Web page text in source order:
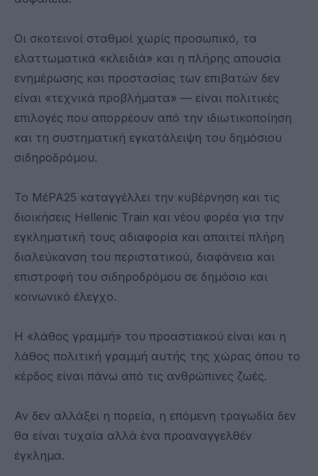
Οι σκοτεινοί σταθμοί χωρίς προσωπικό, τα
ελαττωματικά «κλειδιά» και η πλήρης απουσία
ενημέρωσης και προστασίας των επιβατών δεν
είναι «τεχνικά προβλήματα» — είναι πολιτικές
επιλογές που απορρέουν από την ιδιωτικοποίηση
και τη συστηματική εγκατάλειψη του δημόσιου
σιδηροδρόμου.
Το ΜέΡΑ25 καταγγέλλει την κυβέρνηση και τις
διοικήσεις Hellenic Train και νέου φορέα για την
εγκληματική τους αδιαφορία και απαιτεί πλήρη
διαλεύκανση του περιστατικού, διαφάνεια και
επιστροφή του σιδηροδρόμου σε δημόσιο και
κοινωνικό έλεγχο.
Η «λάθος γραμμή» του προαστιακού είναι και η
λάθος πολιτική γραμμή αυτής της χώρας όπου το
κέρδος είναι πάνω από τις ανθρώπινες ζωές.
Αν δεν αλλάξει η πορεία, η επόμενη τραγωδία δεν
θα είναι τυχαία αλλά ένα προαναγγελθέν
έγκλημα.